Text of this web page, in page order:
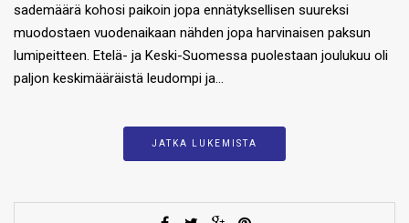
sademäärä kohosi paikoin jopa ennätyksellisen suureksi
muodostaen vuodenaikaan nähden jopa harvinaisen paksun
lumipeitteen. Etelä- ja Keski-Suomessa puolestaan joulukuu oli
paljon keskimääräistä leudompi ja…
JATKA LUKEMISTA